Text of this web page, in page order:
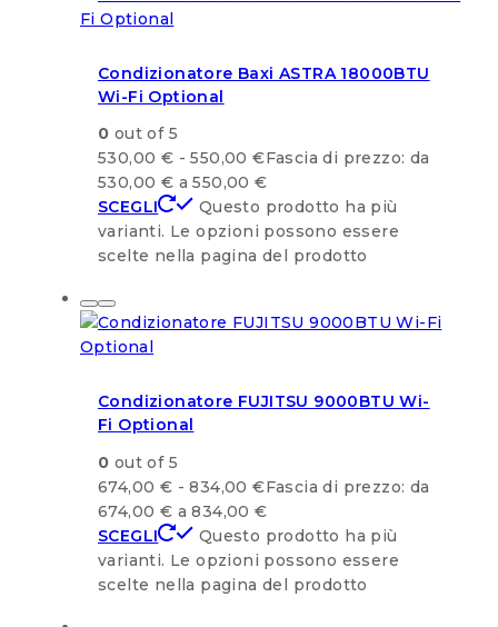
Condizionatore Baxi ASTRA 18000BTU
Wi-Fi Optional
0 out of 5
530,00 € - 550,00€Fascia di prezzo: da
530,00 € a 550,00 €
SCEGLI
Questo prodotto ha più
varianti. Le opzioni possono essere
scelte nella pagina del prodotto
Condizionatore FUJITSU 9000BTU Wi-
Fi Optional
0 out of 5
674,00 € - 834,00€Fascia di prezzo: da
674,00 € a 834,00 €
SCEGLI
Questo prodotto ha più
varianti. Le opzioni possono essere
scelte nella pagina del prodotto